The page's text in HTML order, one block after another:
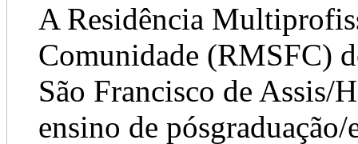
A Residência
Comunidade (RMSFC)
São Francisco de Assis/
ensino de